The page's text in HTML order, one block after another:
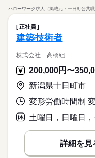
ハローワーク求人（掲載元：十日町公共職
正社員
建築技術者
株式会社 高橋組
新潟県十日町市
土曜日，日曜日
詳細を見